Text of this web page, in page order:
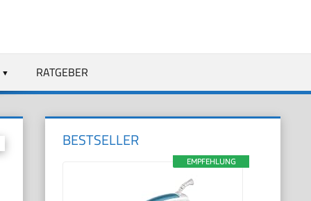
RATGEBER
BESTSELLER
EMPFEHLUNG